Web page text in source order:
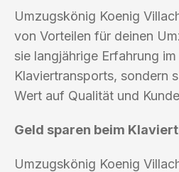
Umzugskönig Koenig
von Vorteilen für deinen
sie langjährige Erfahrung
Klaviertransports, sondern
Wert auf Qualität und
Geld sparen beim
Umzugskönig Koenig